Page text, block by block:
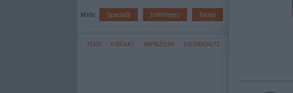
Mehr Specials Interviews News
TEAM KONTAKT IMPRESSUM DATENSCHUTZ